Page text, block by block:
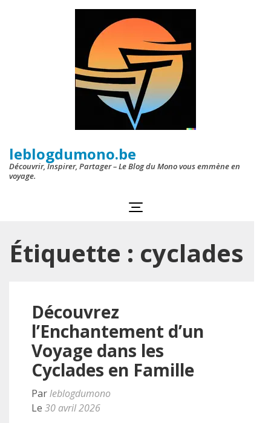
leblogdumono.be
Découvrir, Inspirer, Partager – Le Blog du Mono vous emmène en
voyage.
Étiquette : cyclades
Découvrez
l’Enchantement d’un
Voyage dans les
Cyclades en Famille
Parleblogdumono
Le 30 avril 2026